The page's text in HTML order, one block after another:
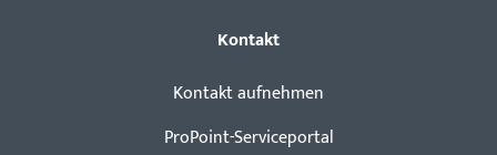
Kontakt
Kontakt aufnehmen
ProPoint-Serviceportal